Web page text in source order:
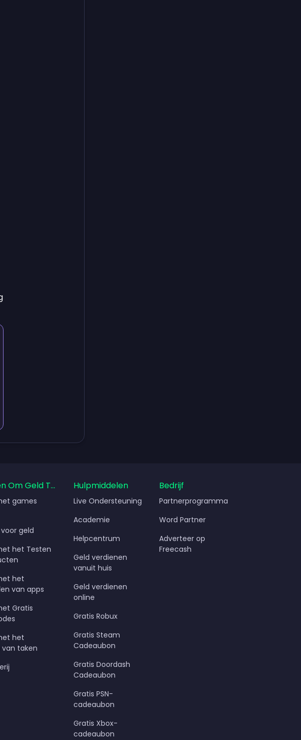
Om Geld Te Verdienen
games
geld
het Testen
het
van apps
Gratis
het
taken
Hulpmiddelen
Live Ondersteuning
Academie
Helpcentrum
Geld verdienen
vanuit huis
Geld verdienen
online
Gratis Robux
Gratis Steam
Cadeaubon
Gratis Doordash
Cadeaubon
Gratis PSN-
cadeaubon
Gratis Xbox-
cadeaubon
Bedrijf
Partnerprogramma
Word Partner
Adverteer op
Freecash